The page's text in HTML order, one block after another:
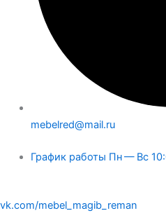
mebelred@mail.ru
График работы Пн — Вс
vk.com/mebel_magib_reman